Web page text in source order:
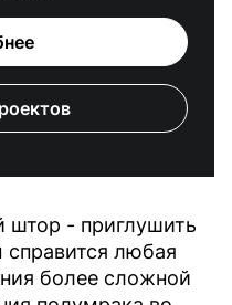
штор - приглушить
справится любая
более сложной